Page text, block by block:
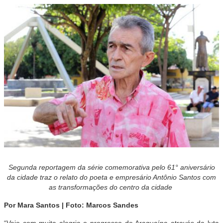
Segunda reportagem da série comemorativa pelo 61° aniversário
da cidade traz o relato do poeta e empresário Antônio Santos com
as transformações do centro da cidade
Por Mara Santos | Foto: Marcos Sandes